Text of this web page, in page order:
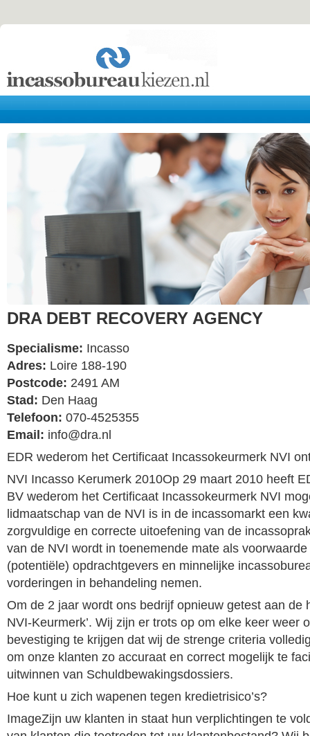
DRA DEBT RECOVERY AGENCY
Specialisme: Incasso
Adres: Loire 188-190
Postcode: 2491 AM
Stad: Den Haag
Telefoon: 070-4525355
Email: info@dra.nl
EDR wederom het Certificaat Incassokeurmerk NVI
NVI Incasso Kerumerk 2010Op 29 maart 2010 heeft
BV wederom het Certificaat Incassokeurmerk NVI
lidmaatschap van de NVI is in de incassomarkt een
zorgvuldige en correcte uitoefening van de
van de NVI wordt in toenemende mate als
(potentiële) opdrachtgevers en minnelijke
vorderingen in behandeling nemen.
Om de 2 jaar wordt ons bedrijf opnieuw getest aan de
NVI-Keurmerk’. Wij zijn er trots op om elke keer weer
bevestiging te krijgen dat wij de strenge criteria
om onze klanten zo accuraat en correct mogelijk te
uitwinnen van Schuldbewakingsdossiers.
Hoe kunt u zich wapenen tegen kredietrisico’s?
ImageZijn uw klanten in staat hun verplichtingen te